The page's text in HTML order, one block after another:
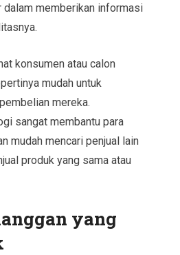
dalam memberikan informasi
konsumen atau calon
mudah untuk
mereka.
sangat membantu para
mudah mencari penjual lain
produk yang sama atau
yang